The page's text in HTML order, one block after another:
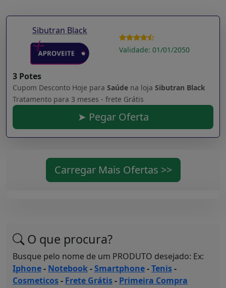
Sibutran Black
Validade: 01/01/2050
3 Potes
Cupom Desconto Hoje para Saúde na loja Sibutran Black
Tratamento para 3 meses - frete Grátis
➤ Pegar Oferta
Carregar Mais Ofertas >>
O que procura?
Busque pelo nome de um PRODUTO desejado: Ex:
Iphone- Notebook-Smartphone-Tenis-
Cosmeticos- Frete Grátis- Primeira Compra